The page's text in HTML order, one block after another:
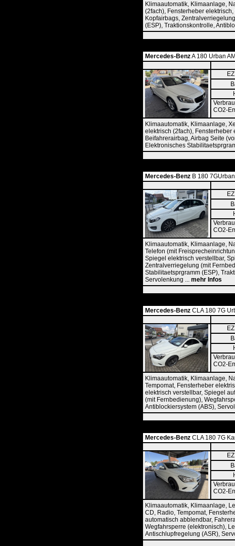
Klimaautomatik, Klimaanlage,
(2fach), Fensterheber
Kopfairbags,
(ESP), Traktionskontrolle,
Mercedes-BenzA 180 Urban
CO2-
Klimaautomatik, Klimaanlage,
elektrisch (2fach),
Beifahrerairbag, Airbag Seite
Elektronisches
Mercedes-Benz B 180
CO2-
Klimaautomatik, Klimaanlage,
Telefon (mit
Spiegel elektrisch verstellbar,
Zentralverriegelung (mit
Stabilitaetsprgramm (ESP),
Servolenkung ... mehr Infos
Mercedes-Benz CLA 180 7G
CO2-
Klimaautomatik, Klimaanlage,
Tempomat, Fensterheber
elektrisch verstellbar, Spiegel
(mit Fernbedienung),
Antiblockiersystem (ABS),
Mercedes-Benz CLA 180 7G
CO2-
Klimaautomatik, Klimaanlage,
CD, Radio, Tempomat,
automatisch abblendbar,
Wegfahrsperre (elektronisch),
Antischlupfregelung (ASR),